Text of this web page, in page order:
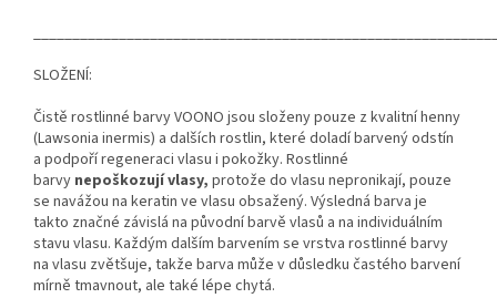
SLOŽENÍ:
Čistě rostlinné barvy VOONO jsou složeny pouze z kvalitní henny
(Lawsonia inermis) a dalších rostlin, které doladí barvený odstín
a podpoří regeneraci vlasu i pokožky. Rostlinné
barvy nepoškozují vlasy, protože do vlasu nepronikají, pouze
se navážou na keratin ve vlasu obsažený. Výsledná barva je
takto značné závislá na původní barvě vlasů a na individuálním
stavu vlasu. Každým dalším barvením se vrstva rostlinné barvy
na vlasu zvětšuje, takže barva může v důsledku častého barvení
mírně tmavnout, ale také lépe chytá.